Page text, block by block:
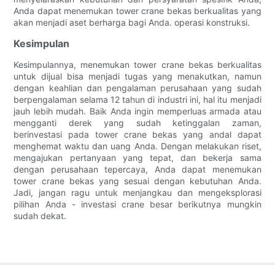
Anda dapat menemukan tower crane bekas berkualitas yang
akan menjadi aset berharga bagi Anda. operasi konstruksi.
Kesimpulan
Kesimpulannya, menemukan tower crane bekas berkualitas
untuk dijual bisa menjadi tugas yang menakutkan, namun
dengan keahlian dan pengalaman perusahaan yang sudah
berpengalaman selama 12 tahun di industri ini, hal itu menjadi
jauh lebih mudah. Baik Anda ingin memperluas armada atau
mengganti derek yang sudah ketinggalan zaman,
berinvestasi pada tower crane bekas yang andal dapat
menghemat waktu dan uang Anda. Dengan melakukan riset,
mengajukan pertanyaan yang tepat, dan bekerja sama
dengan perusahaan tepercaya, Anda dapat menemukan
tower crane bekas yang sesuai dengan kebutuhan Anda.
Jadi, jangan ragu untuk menjangkau dan mengeksplorasi
pilihan Anda - investasi crane besar berikutnya mungkin
sudah dekat.